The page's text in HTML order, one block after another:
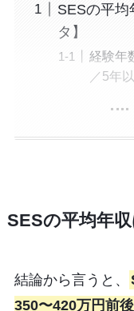
SESの平均
タ】
経験年
／5年以
SESの平均年
結論から言うと、
350〜420万円前後